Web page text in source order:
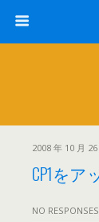
2008 年 10 月 26
CP1をア
NO RESPONSES